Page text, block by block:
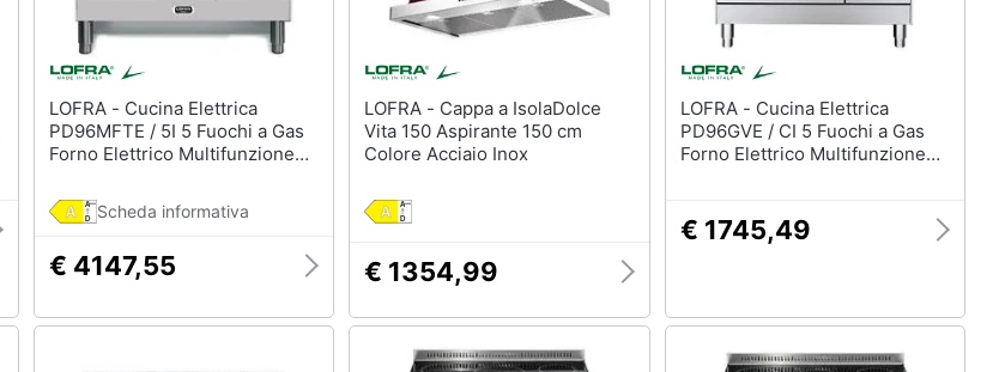
LOFRA - Cucina Elettrica
PD96MFTE / 5I 5 Fuochi a Gas
Forno Elettrico Multifunzione
90 cm Colore Acciaio Inox
Scheda informativa
€ 4147,55
LOFRA - Cappa a IsolaDolce
Vita 150 Aspirante 150 cm
Colore Acciaio Inox
€ 1354,99
LOFRA - Cucina Elettrica
PD96GVE / CI 5 Fuochi a Gas
Forno Elettrico Multifunzione
Inox Serie Concerto
€ 1745,49